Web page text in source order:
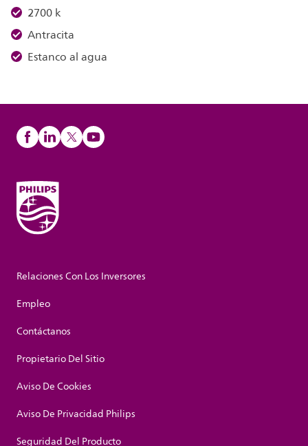
2700 k
Antracita
Estanco al agua
Relaciones Con Los Inversores
Empleo
Contáctanos
Propietario Del Sitio
Aviso De Cookies
Aviso De Privacidad Philips
Seguridad Del Producto